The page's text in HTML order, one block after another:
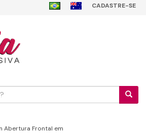
CADASTRE-SE
Abertura Frontal em